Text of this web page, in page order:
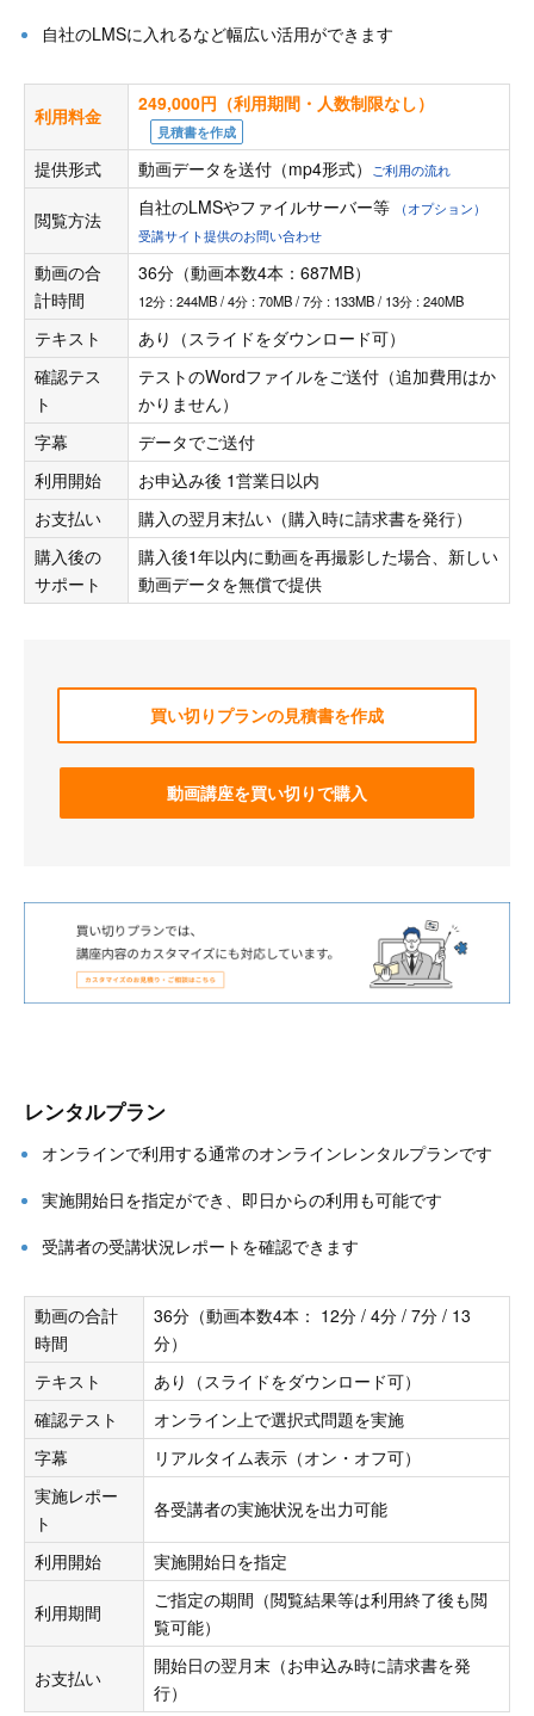
自社のLMSに入れるなど幅広い活用ができます
利用料金
249,000円（利用期間・人数制限なし）
見積書を作成
提供形式 動画データを送付（mp4形式） ご利用の流れ
閲覧方法
自社のLMSやファイルサーバー等
（オプション）
受講サイト提供のお問い合わせ
動画の合
計時間
36分（動画本数4本：687MB）
12分 : 244MB / 4分 : 70MB / 7分 : 133MB / 13分 : 240MB
テキスト
あり（スライドをダウンロード可）
確認テス
ト
テストのWordファイルをご送付（追加費用はか
かりません）
字幕
データでご送付
利用開始
お申込み後 1営業日以内
お支払い
購入の翌月末払い（購入時に請求書を発行）
購入後の
サポート
購入後1年以内に動画を再撮影した場合、新しい
動画データを無償で提供
買い切りプランの見積書を作成
動画講座を買い切りで購入
レンタルプラン
オンラインで利用する通常のオンラインレンタルプランです
実施開始日を指定ができ、即日からの利用も可能です
受講者の受講状況レポートを確認できます
動画の合計
時間
36分（動画本数4本： 12分 / 4分 / 7分 / 13
分）
テキスト
あり（スライドをダウンロード可）
確認テスト
オンライン上で選択式問題を実施
字幕
リアルタイム表示（オン・オフ可）
実施レポー
ト
各受講者の実施状況を出力可能
利用開始 実施開始日を指定
利用期間
ご指定の期間（閲覧結果等は利用終了後も閲
覧可能）
お支払い
開始日の翌月末（お申込み時に請求書を発
行）